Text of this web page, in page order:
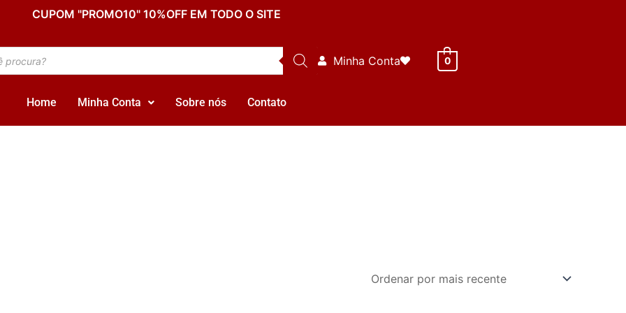
CUPOM "PROMO10" 10%OFF EM TODO O SITE
Minha Conta 0
Home Minha Conta Sobre nós Contato